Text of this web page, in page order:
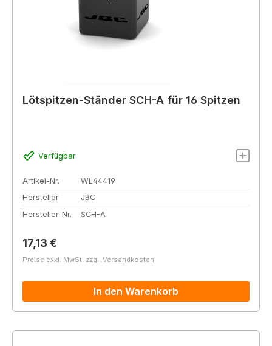
Lötspitzen-Ständer SCH-A für 16 Spitzen
Verfügbar
Artikel-Nr.
WL44419
Hersteller
JBC
Hersteller-Nr.
SCH-A
Regulärer Preis:
17,13 €
Preise exkl. MwSt. zzgl. Versandkosten
In den Warenkorb